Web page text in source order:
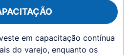
em capacitação contínua
do varejo, enquanto os